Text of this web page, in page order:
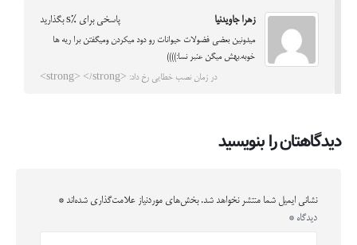
زهرا جاویدنیا پاسخی برای %s بگذارید
میدونین بعضی فضولات حیوانات رو دود میکردن ومیگفتن برا ریه ها
خوبه.بهش میگن عنبر نسا:))))
در زمان نصب خطایی رخ داد: <strong> </strong>
دیدگاهتان را بنویسید
نشانی ایمیل شما منتشر نخواهد شد. بخش‌های موردنیاز علامت‌گذاری شده‌اند *
دیدگاه *